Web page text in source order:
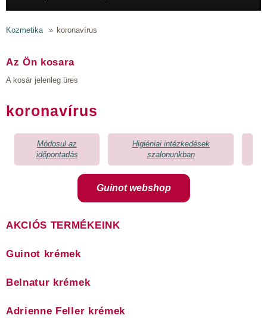
Kozmetika » koronavírus
Az Ön kosara
A kosár jelenleg üres
koronavírus
Módosul az
időpontadás
Higiéniai intézkedések
szalonunkban
Guinot webshop
AKCIÓS TERMÉKEINK
Guinot krémek
Belnatur krémek
Adrienne Feller krémek